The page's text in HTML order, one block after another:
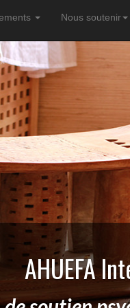
Nous soutenir
AHUEFA